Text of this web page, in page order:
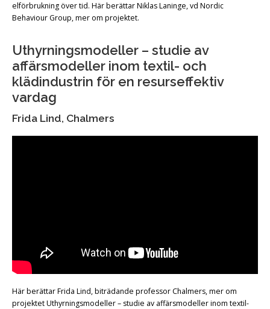
elförbrukning över tid. Här berättar Niklas Laninge, vd Nordic
Behaviour Group, mer om projektet.
Uthyrningsmodeller – studie av
affärsmodeller inom textil- och
klädindustrin för en resurseffektiv
vardag
Frida Lind, Chalmers
Här berättar Frida Lind, biträdande professor Chalmers, mer om
projektet Uthyrningsmodeller – studie av affärsmodeller inom textil-